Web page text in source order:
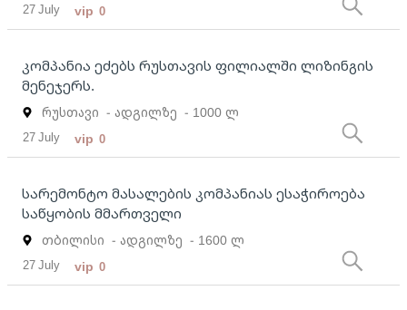
27 July vip 0
კომპანია ეძებს რუსთავის ფილიალში ლიზინგის
მენეჯერს.
რუსთავი - ადგილზე - 1000 ლ
27 July vip 0
სარემონტო მასალების კომპანიას ესაჭიროება
საწყობის მმართველი
თბილისი - ადგილზე - 1600 ლ
27 July vip 0